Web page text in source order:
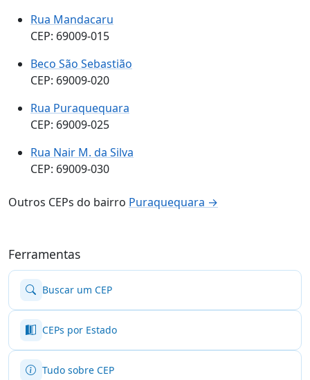
Rua Mandacaru
CEP: 69009-015
Beco São Sebastião
CEP: 69009-020
Rua Puraquequara
CEP: 69009-025
Rua Nair M. da Silva
CEP: 69009-030
Outros CEPs do bairro Puraquequara →
Ferramentas
Buscar um CEP
CEPs por Estado
Tudo sobre CEP